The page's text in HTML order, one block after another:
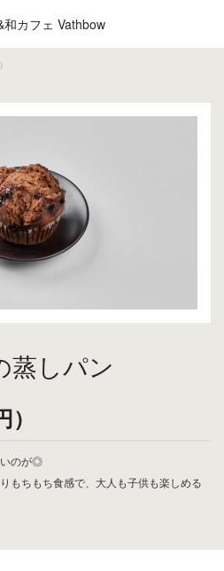
和カフェ Vathbow
蒸しパン
いのが◎
もちもち食感で、大人も子供も楽しめる